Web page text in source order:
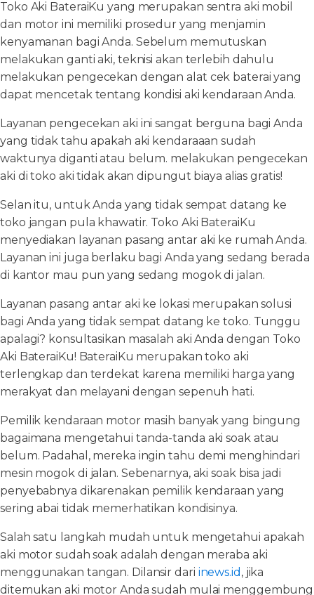
Toko Aki BateraiKu yang merupakan sentra aki mobil
dan motor ini memiliki prosedur yang menjamin
kenyamanan bagi Anda. Sebelum memutuskan
melakukan ganti aki, teknisi akan terlebih dahulu
melakukan pengecekan dengan alat cek baterai yang
dapat mencetak tentang kondisi aki kendaraan Anda.
Layanan pengecekan aki ini sangat berguna bagi Anda
yang tidak tahu apakah aki kendaraaan sudah
waktunya diganti atau belum. melakukan pengecekan
aki di toko aki tidak akan dipungut biaya alias gratis!
Selan itu, untuk Anda yang tidak sempat datang ke
toko jangan pula khawatir. Toko Aki BateraiKu
menyediakan layanan pasang antar aki ke rumah Anda.
Layanan ini juga berlaku bagi Anda yang sedang berada
di kantor mau pun yang sedang mogok di jalan.
Layanan pasang antar aki ke lokasi merupakan solusi
bagi Anda yang tidak sempat datang ke toko. Tunggu
apalagi? konsultasikan masalah aki Anda dengan Toko
Aki BateraiKu! BateraiKu merupakan toko aki
terlengkap dan terdekat karena memiliki harga yang
merakyat dan melayani dengan sepenuh hati.
Pemilik kendaraan motor masih banyak yang bingung
bagaimana mengetahui tanda-tanda aki soak atau
belum. Padahal, mereka ingin tahu demi menghindari
mesin mogok di jalan. Sebenarnya, aki soak bisa jadi
penyebabnya dikarenakan pemilik kendaraan yang
sering abai tidak memerhatikan kondisinya.
Salah satu langkah mudah untuk mengetahui apakah
aki motor sudah soak adalah dengan meraba aki
menggunakan tangan. Dilansir dari inews.id , jika
ditemukan aki motor Anda sudah mulai menggembung